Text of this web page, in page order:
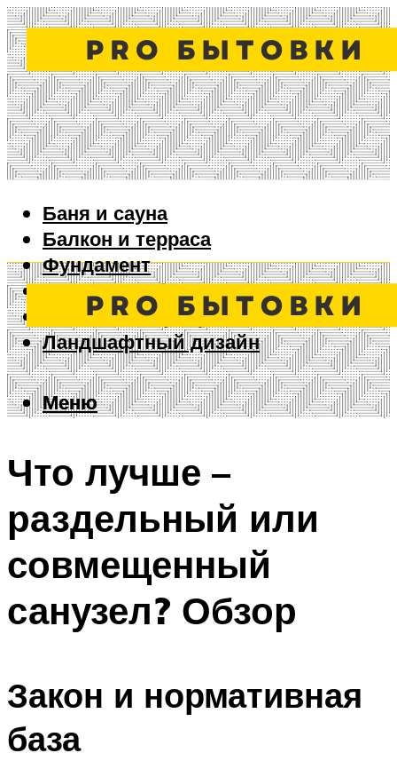
Баня и сауна
Балкон и терраса
Фундамент
Ворота и забор
Дизайн интерьера
Ландшафтный дизайн
Меню
Меню
Что лучше –
раздельный или
совмещенный
санузел? Обзор
Закон и нормативная
база